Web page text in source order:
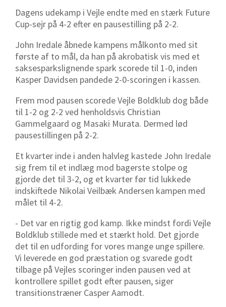
Dagens udekamp i Vejle endte med en stærk Future
Cup-sejr på 4-2 efter en pausestilling på 2-2.
John Iredale åbnede kampens målkonto med sit
første af to mål, da han på akrobatisk vis med et
saksesparkslignende spark scorede til 1-0, inden
Kasper Davidsen pandede 2-0-scoringen i kassen.
Frem mod pausen scorede Vejle Boldklub dog både
til 1-2 og 2-2 ved henholdsvis Christian
Gammelgaard og Masaki Murata. Dermed lød
pausestillingen på 2-2.
Et kvarter inde i anden halvleg kastede John Iredale
sig frem til et indlæg mod bagerste stolpe og
gjorde det til 3-2, og et kvarter før tid lukkede
indskiftede Nikolai Veilbæk Andersen kampen med
målet til 4-2.
- Det var en rigtig god kamp. Ikke mindst fordi Vejle
Boldklub stillede med et stærkt hold. Det gjorde
det til en udfording for vores mange unge spillere.
Vi leverede en god præstation og svarede godt
tilbage på Vejles scoringer inden pausen ved at
kontrollere spillet godt efter pausen, siger
transitionstræner Casper Aamodt.